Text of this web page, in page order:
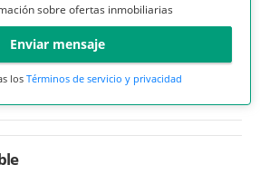
sobre ofertas inmobiliarias
Enviar mensaje
los Términos de servicio y privacidad